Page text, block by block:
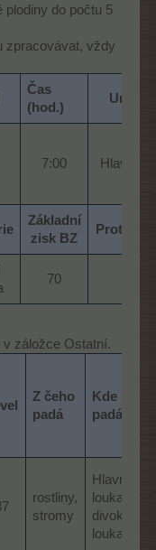
plodiny do počtu 5
zpracovávat, vždy
Čas
(hod.)
7:00​ Hlavní
Základní
zisk BZ
70​
v záložce Ostatní.
Z čeho
padá
Kde
padá
rostliny,
stromy
Hlavní
louka,
divoká
louka